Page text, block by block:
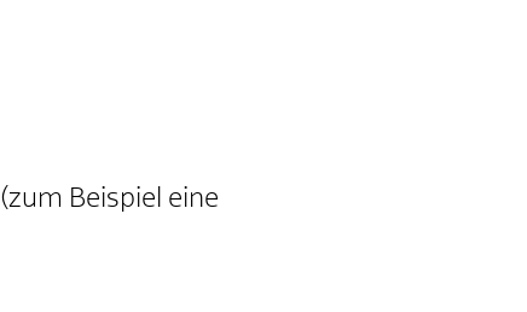
(zum Beispiel eine